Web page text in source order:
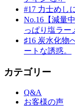
#17 力士めし
No.16【減量
っぱり塩ラー
♯16 炭水化物
ートな誘惑。
カテゴリー
Q&A
お客様の声